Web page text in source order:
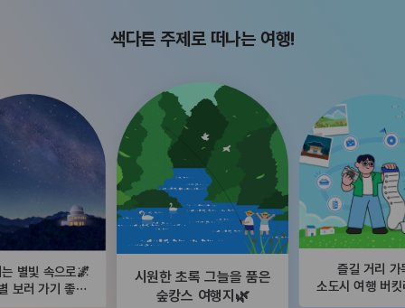
색다른 주제로 떠나는 여행!
별빛 속으로🌌
보러 가기 좋은
시원한 초록 그늘을 품은
숲캉스 여행지🌿
즐길 거리 가
소도시 여행 버킷